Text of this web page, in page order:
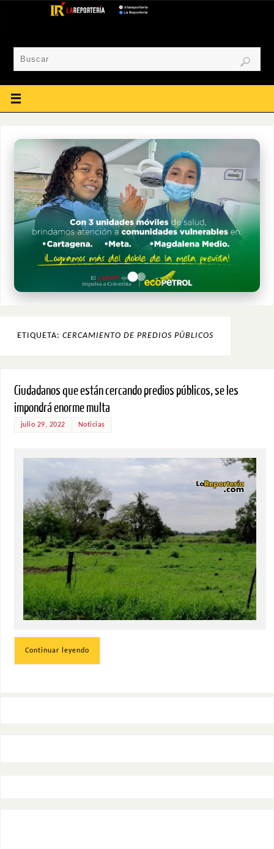
ETIQUETA: CERCAMIENTO DE PREDIOS PÚBLICOS
Ciudadanos que están cercando predios públicos, se les
impondrá enorme multa
julio 29, 2022 Noticias
Continuar leyendo